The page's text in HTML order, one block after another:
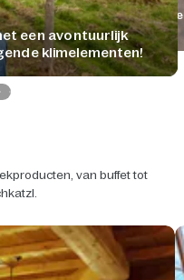
een avontuurlijk
klimelementen!
van buffet tot